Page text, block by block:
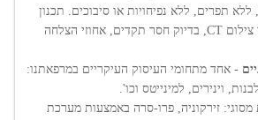
תפרים, ללא נפיחויות או סיבוכים. תכנון
וקביעת ההשתלה על גבי צילום CT, בדיוק חסר תקדים, אחוזי הצלחה
- אחד מתחומי העיסוק העיקריים במרפאתנו:
וינירים, למינייטס וכו'.
זירקוניה, פרו-סרה באמצעות מערכת